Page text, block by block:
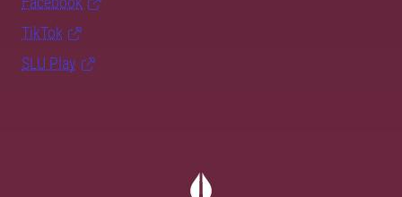
TikTok
SLU Play